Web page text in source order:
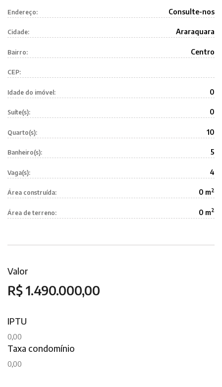
Endereço: Consulte-nos
Cidade: Araraquara
Bairro: Centro
CEP:
Idade do imóvel: 0
Suíte(s): 0
Quarto(s): 10
Banheiro(s): 5
Vaga(s): 4
Área construída: 0 m2
Área de terreno: 0 m2
Valor
R$ 1.490.000,00
IPTU
0,00
Taxa condomínio
0,00